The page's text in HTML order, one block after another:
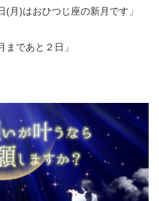
(月)はおひつじ座の新月です 」
まであと２日 」